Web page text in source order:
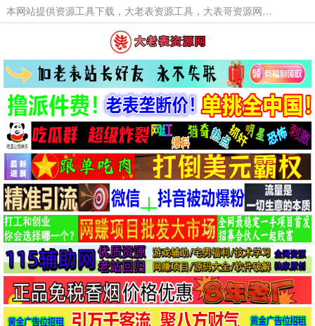
本网站提供资源工具下载，大老表资源工具，大表哥资源网软件工具，大老表资源下载，活动线报福利资源分享,活动线报，大型网游经典游戏，网络热门技术游戏辅助交流与分享。